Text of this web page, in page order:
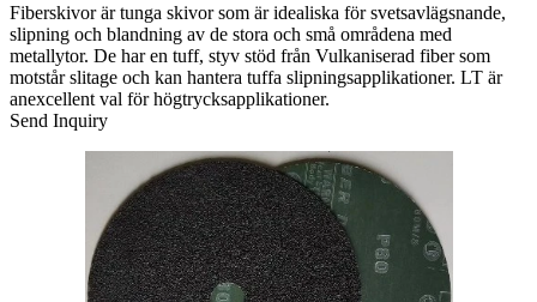
Fiberskivor är tunga skivor som är idealiska för svetsavlägsnande,
slipning och blandning av de stora och små områdena med
metallytor. De har en tuff, styv stöd från Vulkaniserad fiber som
motstår slitage och kan hantera tuffa slipningsapplikationer. LT är
anexcellent val för högtrycksapplikationer.
Send Inquiry